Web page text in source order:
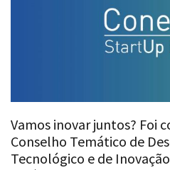
Vamos inovar juntos? Foi
Conselho Temático de
Tecnológico e de